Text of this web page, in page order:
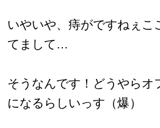
いやいや、痔がですねぇこ
てまして…
そうなんです！どうやらオ
になるらしいっす（爆）